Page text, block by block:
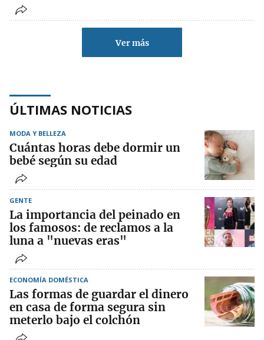
Ver más
ÚLTIMAS NOTICIAS
MODA Y BELLEZA
Cuántas horas debe dormir un
bebé según su edad
GENTE
La importancia del peinado en
los famosos: de reclamos a la
luna a "nuevas eras"
ECONOMÍA DOMÉSTICA
Las formas de guardar el dinero
en casa de forma segura sin
meterlo bajo el colchón